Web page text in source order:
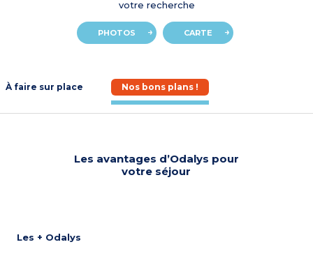
votre recherche
PHOTOS CARTE
À faire sur place Nos bons plans !
Les avantages d’Odalys pour
votre séjour
Les + Odalys